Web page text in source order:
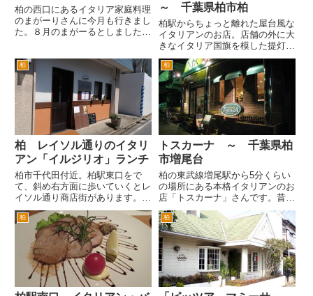
柏の西口にあるイタリア家庭料理
のまがーりさんに今月も行きまし
た。８月のまがーるとしました
チリア州」です。 訪問した日
は、夕方から大雨の雷雨な悪天候
な日でした。訪問すると「営業
中」の...
～ 千葉県柏市柏
柏駅からちょっと離れた屋台風な
イタリアンのお店。店舗の外に大
きなイタリア国旗を模した提灯
（ちょうちん）があるのがとても
印象的です。 イタリアンのお店
というのはわかったのですが、提
灯はどういう意味かなと以前から
思ってました。 コンセプトと
し...
柏
柏 レイソル通りのイタリ
アン「イルジリオ」ランチ
柏市千代田付近。柏駅東口をで
て、斜め右方面に歩いていくとレ
イソル通り商店街があります。
地元のサッカーJリーグチーム
柏レイソルのホームスタジアムへ
通じる商店街です。 元は、三小
通り商店街。柏市立第三小学校が
商店街の一角にあるからです。僕
に...
柏
トスカーナ ～ 千葉県柏
市増尾台
柏の東武線増尾駅から5分くらい
の場所にある本格イタリアンのお
店「トスカーナ」さんです。昔サ
ッカーの柏レイソルが、ＪＦＬか
らＪリーグ加盟の際に助っ人とし
て加入した元ブラジル代表のカレ
カが、やってるお店という噂があ
りましたが、行く前に閉店とな
っ...
柏 柏